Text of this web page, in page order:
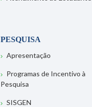
PESQUISA
Apresentação
Programas de Incentivo à
Pesquisa
SISGEN